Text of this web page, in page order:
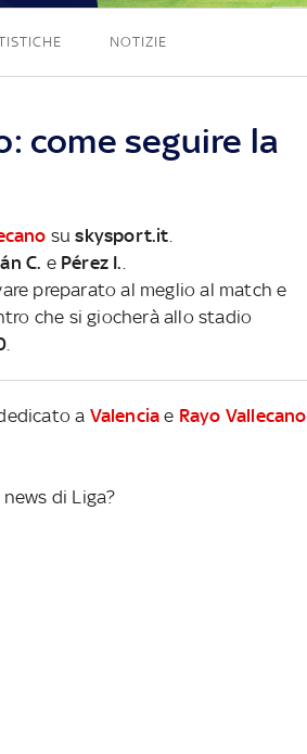
NOTIZIE
come seguire la
suskysport.it
C. e Pérez I.
preparato al meglio al match e
che si giocherà allo stadio
a Valencia e Rayo Vallecano
di Liga?